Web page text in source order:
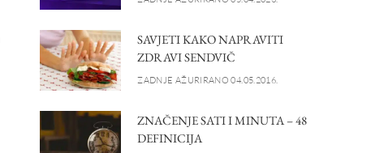
SAVJETI KAKO NAPRAVITI
ZDRAVI SENDVIČ
ZADNJE AŽURIRANO 04.05.2016.
ZNAČENJE SATI I MINUTA – 48
DEFINICIJA